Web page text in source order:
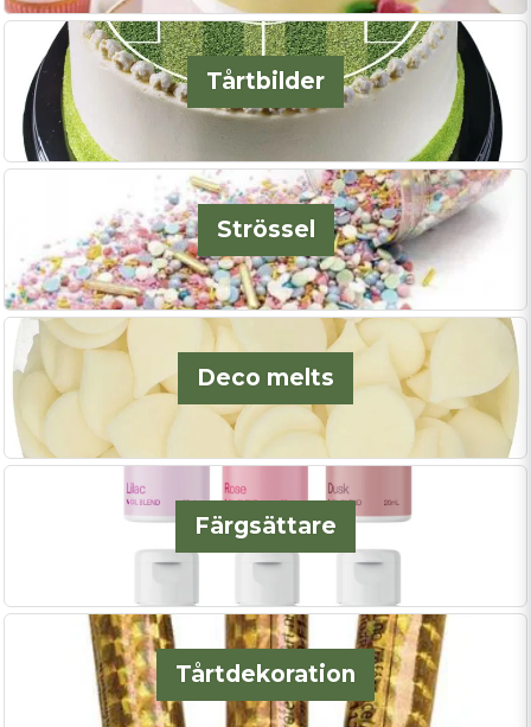
Tårtbilder
Strössel
Deco melts
Färgsättare
Tårtdekoration